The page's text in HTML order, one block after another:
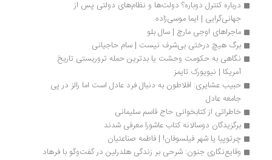
جهانی‌گرایی | ایما موسی‌زاده
ماجراهای اوجی مارچ | سال بلو
برگ هیچ درختی بی‌شرف نیست | سام حاجیانی
نگاهی به حکومت وحشت یا بدترین حمله تروریستی تاریخ
آمریکا | نیویورک تایمز
حبیب عشایری: افلاطون به دنبال فرد عادل است اما رالز در پی
جامعه عادل
خاطراتی از کتابخوانی حاج قاسم سلیمانی
برگزیدگان دوسالانه کتاب عاشورا معرفی شدند
چرتوپیا یا شهر فیلسوفان! | فاطمه صناعتیان
وقایع‌نگاری جنون: شرحی بر زندگی هلدرلین در گفت‌وگو با فرهاد